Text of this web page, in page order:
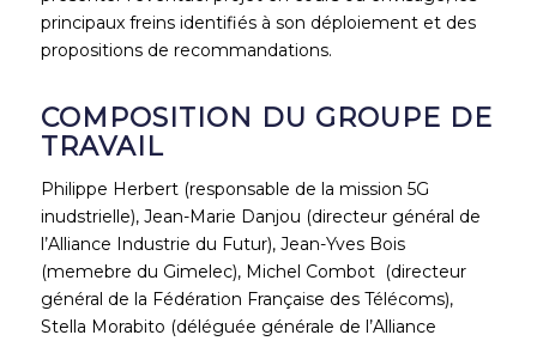
principaux freins identifiés à son déploiement et des
propositions de recommandations.
COMPOSITION DU GROUPE DE
TRAVAIL
Philippe Herbert (responsable de la mission 5G
inudstrielle), Jean-Marie Danjou (directeur général de
l’Alliance Industrie du Futur), Jean-Yves Bois
(memebre du Gimelec), Michel Combot (directeur
général de la Fédération Française des Télécoms),
Stella Morabito (déléguée générale de l’Alliance